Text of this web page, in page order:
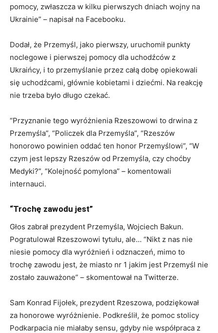
pomocy, zwłaszcza w kilku pierwszych dniach wojny na
Ukrainie” – napisał na Facebooku.
Dodał, że Przemyśl, jako pierwszy, uruchomił punkty
noclegowe i pierwszej pomocy dla uchodźców z
Ukraińcy, i to przemyślanie przez całą dobę opiekowali
się uchodźcami, głównie kobietami i dziećmi. Na reakcję
nie trzeba było długo czekać.
“Przyznanie tego wyróżnienia Rzeszowowi to drwina z
Przemyśla”, “Policzek dla Przemyśla”, “Rzeszów
honorowo powinien oddać ten honor Przemyślowi”, “W
czym jest lepszy Rzeszów od Przemyśla, czy choćby
Medyki?”, “Kolejność pomylona” – komentowali
internauci.
“Trochę zawodu jest”
Głos zabrał prezydent Przemyśla, Wojciech Bakun.
Pogratulował Rzeszowowi tytułu, ale… “Nikt z nas nie
niesie pomocy dla wyróżnień i odznaczeń, mimo to
trochę zawodu jest, że miasto nr 1 jakim jest Przemyśl nie
zostało zauważone” – skomentował na Twitterze.
Sam Konrad Fijołek, prezydent Rzeszowa, podziękował
za honorowe wyróżnienie. Podkreślił, że pomoc stolicy
Podkarpacia nie miałaby sensu, gdyby nie współpraca z